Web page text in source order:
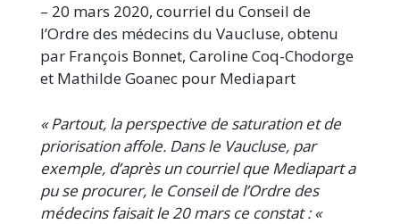
– 20 mars 2020, courriel du Conseil de
l’Ordre des médecins du Vaucluse, obtenu
par François Bonnet, Caroline Coq-Chodorge
et Mathilde Goanec pour Mediapart
« Partout, la perspective de saturation et de
priorisation affole. Dans le Vaucluse, par
exemple, d’après un courriel que Mediapart a
pu se procurer, le Conseil de l’Ordre des
médecins faisait le 20 mars ce constat : «